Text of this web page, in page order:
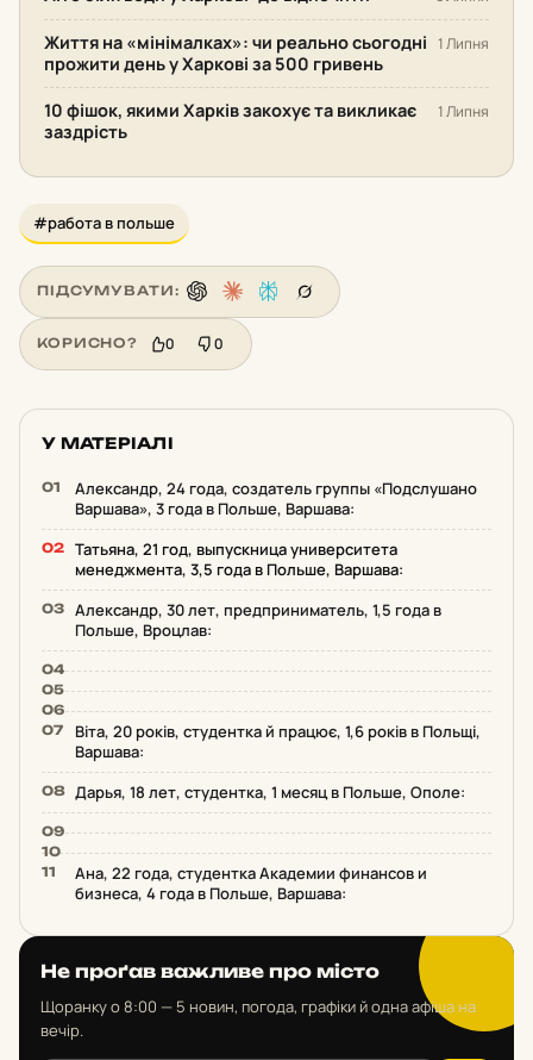
Життя на «мінімалках»: чи реально сьогодні
прожити день у Харкові за 500 гривень
1 Липня
10 фішок, якими Харків закохує та викликає
заздрість
1 Липня
#работа в польше
ПІДСУМУВАТИ:
КОРИСНО? 0 0
У МАТЕРІАЛІ
Александр, 24 года, создатель группы «Подслушано
Варшава», 3 года в Польше, Варшава:
Татьяна, 21 год, выпускница университета
менеджмента, 3,5 года в Польше, Варшава:
Александр, 30 лет, предприниматель, 1,5 года в
Польше, Вроцлав:
Віта, 20 років, студентка й працює, 1,6 років в Польщі,
Варшава:
Дарья, 18 лет, студентка, 1 месяц в Польше, Ополе:
Ана, 22 года, студентка Академии финансов и
бизнеса, 4 года в Польше, Варшава:
Не проґав важливе про місто
Щоранку о 8:00 — 5 новин, погода, графіки й одна афіша на
вечір.